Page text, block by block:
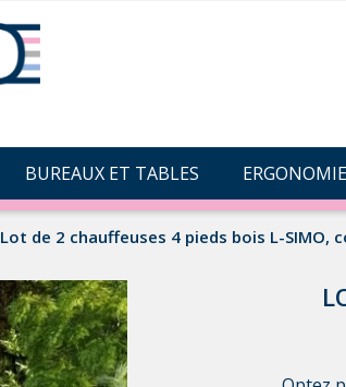
BUREAUX ET TABLES
Lot de 2 chauffeuses 4 pieds bois L-SIMO,